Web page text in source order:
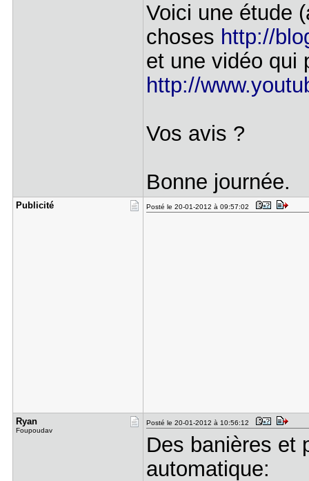
Voici une étude
choses http://
et une vidéo qui
http://
Vos avis ?
Bonne journée.
Publicité Posté le 20-01-2012 à 09:57:02
Ryan
Foupoudav
Posté le 20-01-2012 à 10:56:12
Des banières et
automatique: